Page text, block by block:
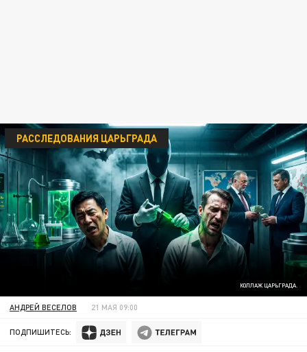
КОЛЛАЖ ЦАРЬГРАДА.
РАССЛЕДОВАНИЯ ЦАРЬГРАДА
АНДРЕЙ ВЕСЕЛОВ 21 МАЯ 09:00
ПОДПИШИТЕСЬ: